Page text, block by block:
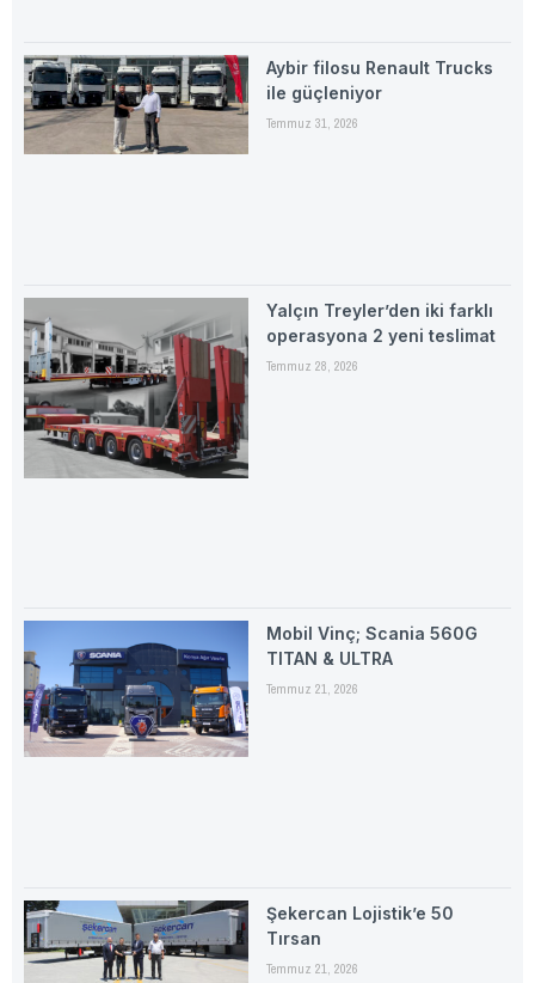
Aybir filosu Renault Trucks
ile güçleniyor
Temmuz 31, 2026
Yalçın Treyler’den iki farklı
operasyona 2 yeni teslimat
Temmuz 28, 2026
Mobil Vinç; Scania 560G
TITAN & ULTRA
Temmuz 21, 2026
Şekercan Lojistik’e 50
Tırsan
Temmuz 21, 2026